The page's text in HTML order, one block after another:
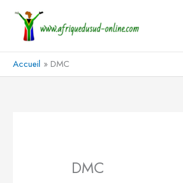
contenu
Accueil DMC
DMC